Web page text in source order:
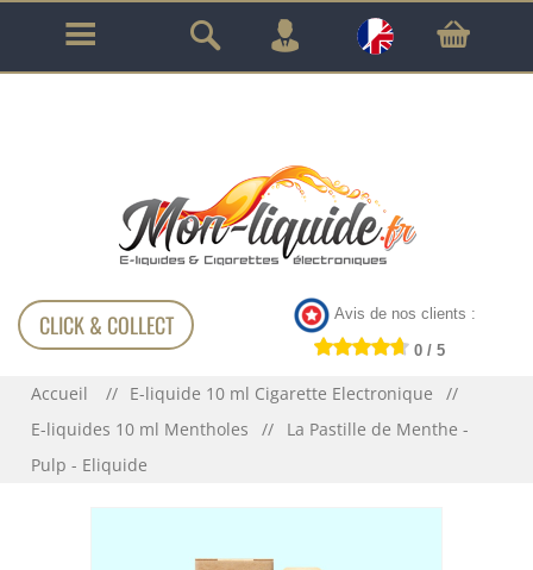
GARANTIE À VIE SUR TOUT LE MATÉRIEL
!!!
CLICK & COLLECT Avis de nos clients :
0 / 5
Accueil
E-liquide 10 ml Cigarette Electronique
E-liquides 10 ml Mentholes
La Pastille de Menthe -
Pulp - Eliquide